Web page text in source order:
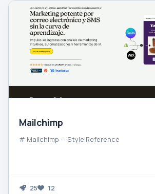
Mailchimp
# Mailchimp — Style Reference
25 12